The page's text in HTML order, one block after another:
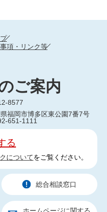
項・リンク等
ご案内
8577
福岡市博多区東公園7番7号
651-1111
る
についてをご覧ください。
総合相談窓口